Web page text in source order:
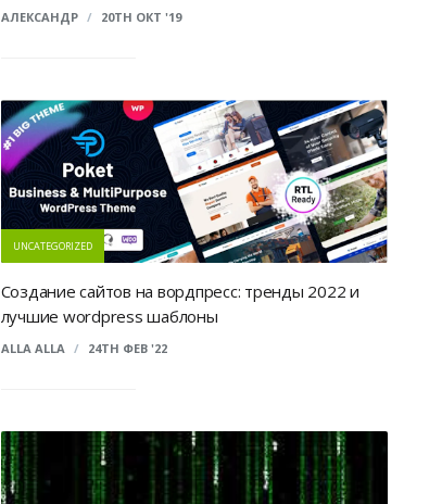
АЛЕКСАНДР / 20TH ОКТ '19
UNCATEGORIZED
Создание сайтов на вордпресс: тренды 2022 и
лучшие wordpress шаблоны
ALLA ALLA / 24TH ФЕВ '22